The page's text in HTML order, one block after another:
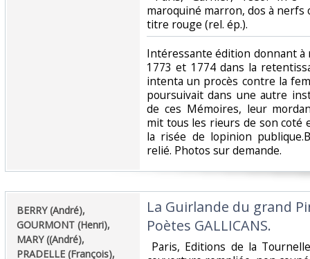
maroquiné marron, dos à
titre rouge (rel. ép.). ‎
‎Intéressante édition donnant à
1773 et 1774 dans la
intenta un procès contre la
poursuivait dans une autre
de ces Mémoires, leur
mit tous les rieurs de son coté
la risée de lopinion
relié. Photos sur demande.‎
‎BERRY (André),
GOURMONT (Henri),
MARY ((André),
PRADELLE (François),
‎La Guirlande du grand
Poètes GALLICANS.‎
Paris, Editions de la